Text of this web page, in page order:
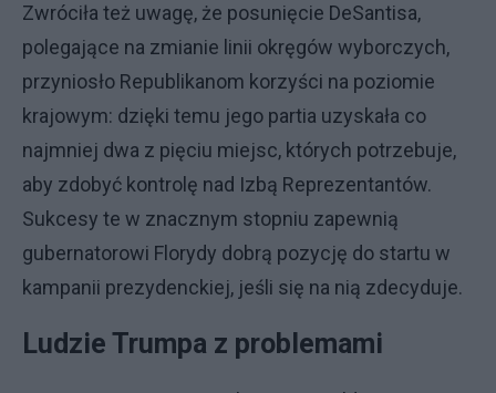
Zwróciła też uwagę, że posunięcie DeSantisa,
polegające na zmianie linii okręgów wyborczych,
przyniosło Republikanom korzyści na poziomie
krajowym: dzięki temu jego partia uzyskała co
najmniej dwa z pięciu miejsc, których potrzebuje,
aby zdobyć kontrolę nad Izbą Reprezentantów.
Sukcesy te w znacznym stopniu zapewnią
gubernatorowi Florydy dobrą pozycję do startu w
kampanii prezydenckiej, jeśli się na nią zdecyduje.
Ludzie Trumpa z problemami